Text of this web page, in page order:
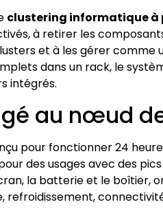
clustering informatique à
à retirer les
et à les gérer
dans un rack, le
intégrés.
au nœud
pour fonctionner 24
des usages avec des
la batterie et le boîtier,
refroidissement,